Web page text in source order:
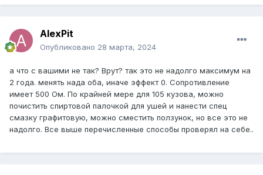
AlexPit
Опубликовано 28 марта, 2024
а что с вашими не так? Врут? так это не надолго максимум на
2 года. менять нада оба, иначе эффект 0. Сопротивление
имеет 500 Ом. По крайней мере для 105 кузова, можно
почистить спиртовой палочкой для ушей и нанести спец
смазку графитовую, можно сместить ползунок, но все это не
надолго. Все выше перечисленные способы проверял на себе..